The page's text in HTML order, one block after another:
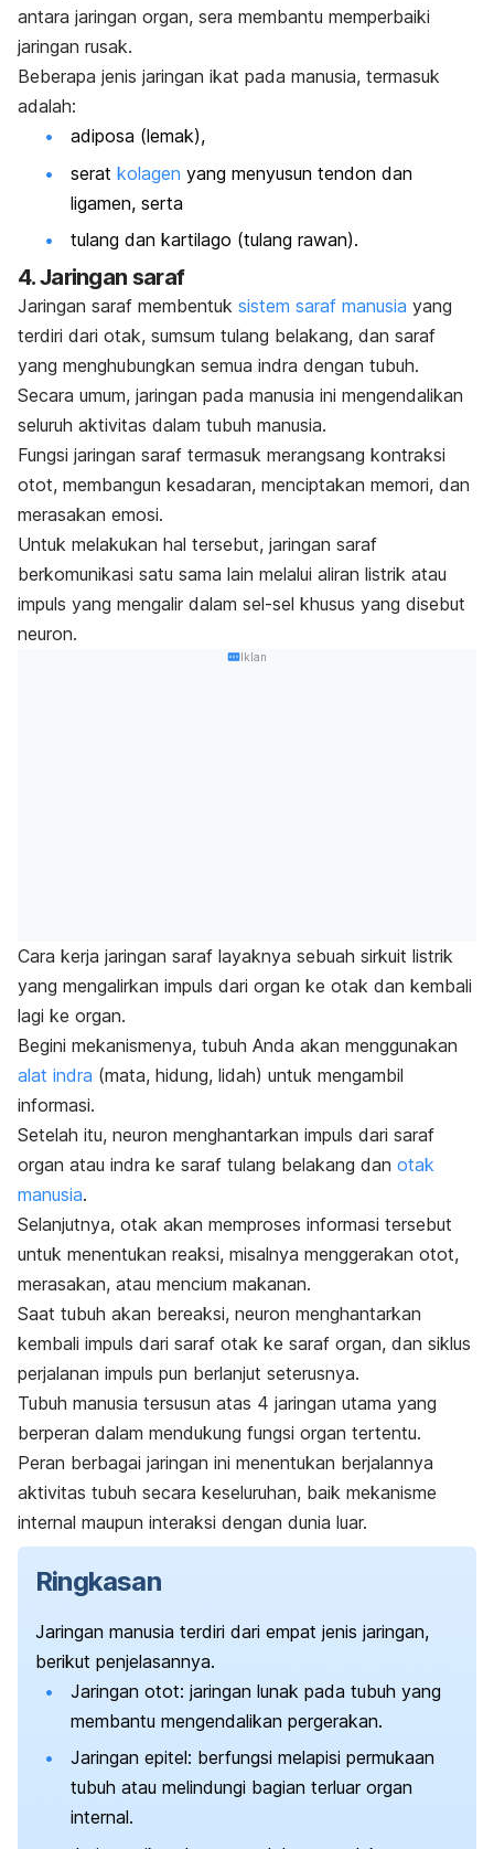
antara jaringan organ, sera membantu memperbaiki
jaringan rusak.
Beberapa jenis jaringan ikat pada manusia, termasuk
adalah:
adiposa (lemak),
serat kolagen yang menyusun tendon dan
ligamen, serta
tulang dan kartilago (tulang rawan).
4. Jaringan saraf
Jaringan saraf membentuk sistem saraf manusia yang
terdiri dari otak, sumsum tulang belakang, dan saraf
yang menghubungkan semua indra dengan tubuh.
Secara umum, jaringan pada manusia ini mengendalikan
seluruh aktivitas dalam tubuh manusia.
Fungsi jaringan saraf termasuk merangsang kontraksi
otot, membangun kesadaran, menciptakan memori, dan
merasakan emosi.
Untuk melakukan hal tersebut, jaringan saraf
berkomunikasi satu sama lain melalui aliran listrik atau
impuls yang mengalir dalam sel-sel khusus yang disebut
neuron.
Iklan
Cara kerja jaringan saraf layaknya sebuah sirkuit listrik
yang mengalirkan impuls dari organ ke otak dan kembali
lagi ke organ.
Begini mekanismenya, tubuh Anda akan menggunakan
alat indra (mata, hidung, lidah) untuk mengambil
informasi.
Setelah itu, neuron menghantarkan impuls dari saraf
organ atau indra ke saraf tulang belakang dan otak
manusia.
Selanjutnya, otak akan memproses informasi tersebut
untuk menentukan reaksi, misalnya menggerakan otot,
merasakan, atau mencium makanan.
Saat tubuh akan bereaksi, neuron menghantarkan
kembali impuls dari saraf otak ke saraf organ, dan siklus
perjalanan impuls pun berlanjut seterusnya.
Tubuh manusia tersusun atas 4 jaringan utama yang
berperan dalam mendukung fungsi organ tertentu.
Peran berbagai jaringan ini menentukan berjalannya
aktivitas tubuh secara keseluruhan, baik mekanisme
internal maupun interaksi dengan dunia luar.
Ringkasan
Jaringan manusia terdiri dari empat jenis jaringan,
berikut penjelasannya.
Jaringan otot: jaringan lunak pada tubuh yang
membantu mengendalikan pergerakan.
Jaringan epitel: berfungsi melapisi permukaan
tubuh atau melindungi bagian terluar organ
internal.